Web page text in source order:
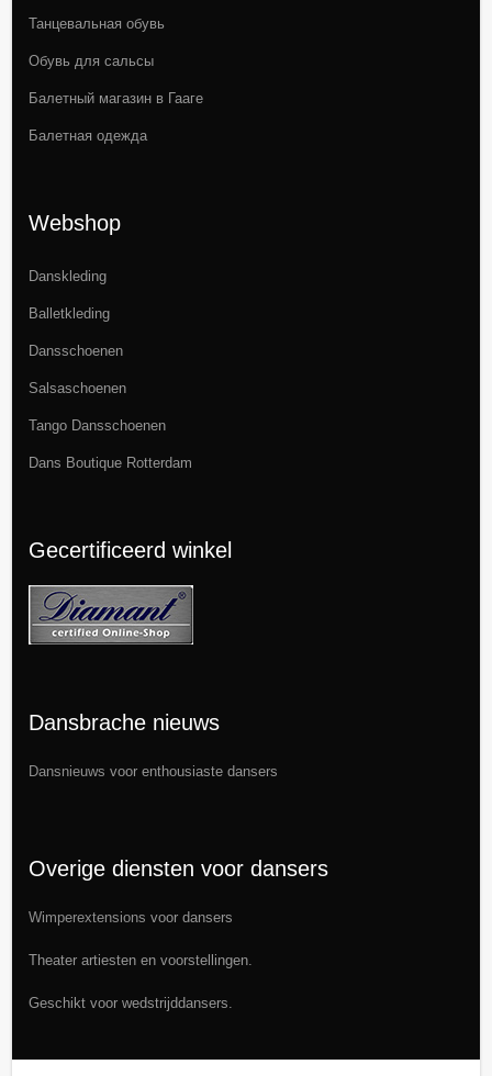
Танцевальная обувь
Обувь для сальсы
Балетный магазин в Гааге
Балетная одежда
Webshop
Danskleding
Balletkleding
Dansschoenen
Salsaschoenen
Tango Dansschoenen
Dans Boutique Rotterdam
Gecertificeerd winkel
Dansbrache nieuws
Dansnieuws voor enthousiaste dansers
Overige diensten voor dansers
Wimperextensions voor dansers
Theater artiesten en voorstellingen.
Geschikt voor wedstrijddansers.